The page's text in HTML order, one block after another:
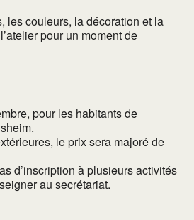
les couleurs, la décoration et la
pour un moment de
pour les habitants de
le prix sera majoré de
d’inscription à plusieurs activités
au secrétariat.